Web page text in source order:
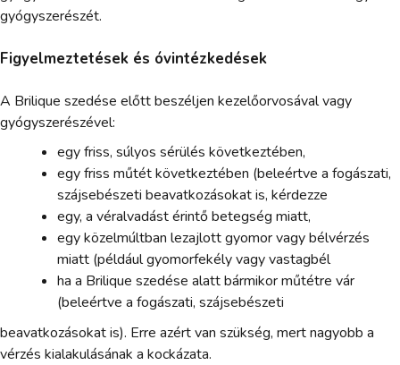
gyógyszerészét.
Figyelmeztetések és óvintézkedések
A Brilique szedése előtt beszéljen kezelőorvosával vagy
gyógyszerészével:
egy friss, súlyos sérülés következtében,
egy friss műtét következtében (beleértve a fogászati,
szájsebészeti beavatkozásokat is, kérdezze
egy, a véralvadást érintő betegség miatt,
egy közelmúltban lezajlott gyomor vagy bélvérzés
miatt (például gyomorfekély vagy vastagbél
ha a Brilique szedése alatt bármikor műtétre vár
(beleértve a fogászati, szájsebészeti
beavatkozásokat is). Erre azért van szükség, mert nagyobb a
vérzés kialakulásának a kockázata.